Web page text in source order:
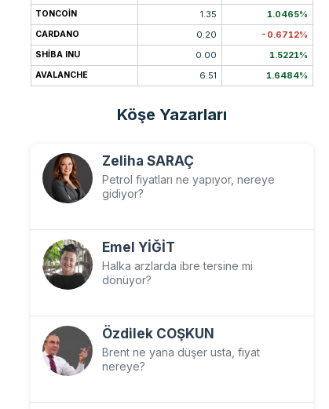
TONCOIN 1.35 1.0465%
CARDANO 0.20 -0.6712%
SHIBA INU 0.00 1.5221%
AVALANCHE 6.51 1.6484%
Köşe Yazarları
Zeliha SARAÇ
Petrol fiyatları ne yapıyor, nereye
gidiyor?
Emel YİĞİT
Halka arzlarda ibre tersine mi
dönüyor?
Özdilek COŞKUN
Brent ne yana düşer usta, fiyat
nereye?